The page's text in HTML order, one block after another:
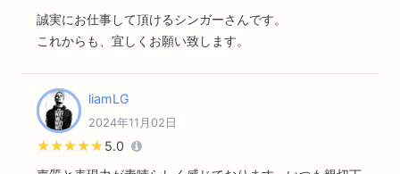
誠実にお仕事して頂けるシンガーさんです。
これからも、宜しくお願い致します。
liamLG
2024年11月02日
★★★★★
★★★★★ 5.0